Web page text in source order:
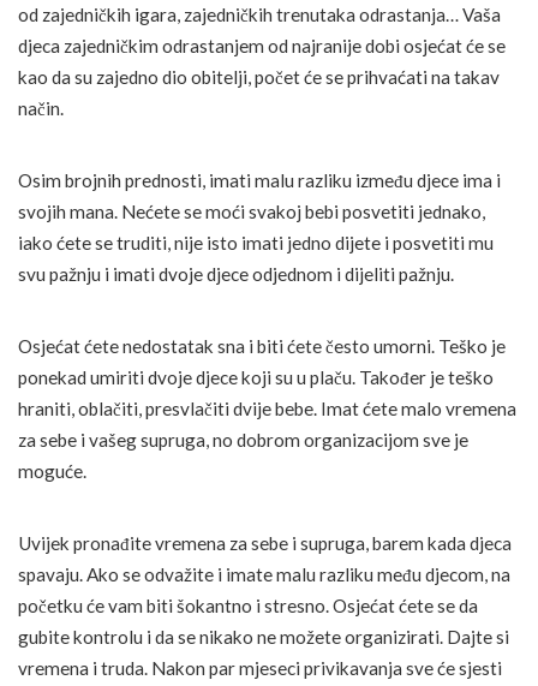
od zajedničkih igara, zajedničkih trenutaka odrastanja… Vaša
djeca zajedničkim odrastanjem od najranije dobi osjećat će se
kao da su zajedno dio obitelji, počet će se prihvaćati na takav
način.
Osim brojnih prednosti, imati malu razliku između djece ima i
svojih mana. Nećete se moći svakoj bebi posvetiti jednako,
iako ćete se truditi, nije isto imati jedno dijete i posvetiti mu
svu pažnju i imati dvoje djece odjednom i dijeliti pažnju.
Osjećat ćete nedostatak sna i biti ćete često umorni. Teško je
ponekad umiriti dvoje djece koji su u plaču. Također je teško
hraniti, oblačiti, presvlačiti dvije bebe. Imat ćete malo vremena
za sebe i vašeg supruga, no dobrom organizacijom sve je
moguće.
Uvijek pronađite vremena za sebe i supruga, barem kada djeca
spavaju. Ako se odvažite i imate malu razliku među djecom, na
početku će vam biti šokantno i stresno. Osjećat ćete se da
gubite kontrolu i da se nikako ne možete organizirati. Dajte si
vremena i truda. Nakon par mjeseci privikavanja sve će sjesti